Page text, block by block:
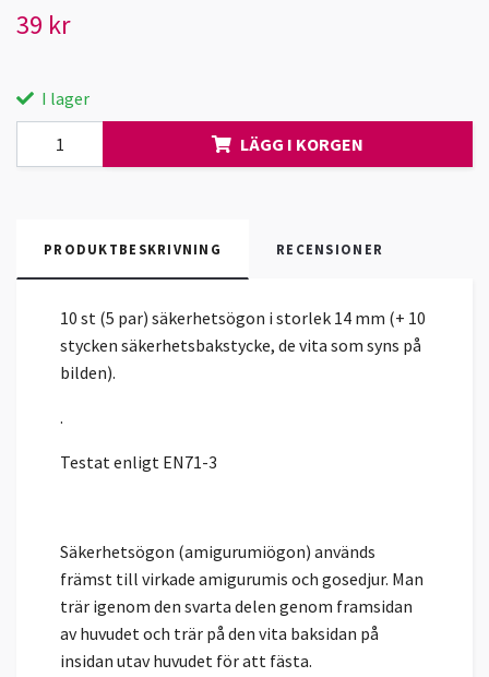
39 kr
I lager
LÄGG I KORGEN
PRODUKTBESKRIVNING RECENSIONER
10 st (5 par) säkerhetsögon i storlek 14 mm (+ 10
stycken säkerhetsbakstycke, de vita som syns på
bilden).
.
Testat enligt EN71-3
Säkerhetsögon (amigurumiögon) används
främst till virkade amigurumis och gosedjur. Man
trär igenom den svarta delen genom framsidan
av huvudet och trär på den vita baksidan på
insidan utav huvudet för att fästa.